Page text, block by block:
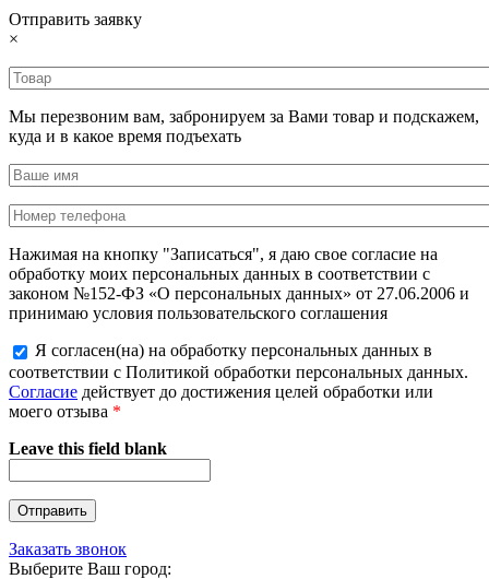
Отправить заявку
×
Мы перезвоним вам, забронируем за Вами товар и подскажем,
куда и в какое время подъехать
Нажимая на кнопку "Записаться", я даю свое согласие на
обработку моих персональных данных в соответствии с
законом №152-ФЗ «О персональных данных» от 27.06.2006 и
принимаю условия пользовательского соглашения
Я согласен(на) на обработку персональных данных в
соответствии с Политикой обработки персональных данных.
Согласие действует до достижения целей обработки или
моего отзыва *
Leave this field blank
Заказать звонок
Выберите Ваш город: